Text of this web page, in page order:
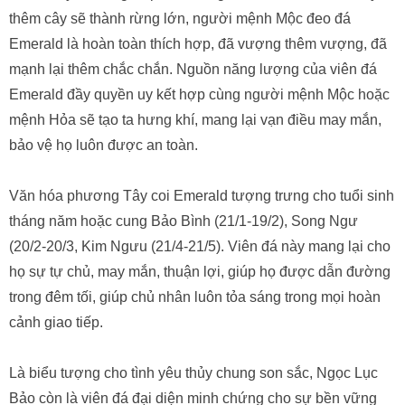
Emerald là hoàn toàn thích hợp, đã vượng thêm vượng, đã
mạnh lại thêm chắc chắn. Nguồn năng lượng của viên đá
Emerald đầy quyền uy kết hợp cùng người mệnh Mộc hoặc
mệnh Hỏa sẽ tạo ta hưng khí, mang lại vạn điều may mắn,
bảo vệ họ luôn được an toàn.
tháng năm hoặc cung Bảo Bình (21/1-19/2), Song Ngư
(20/2-20/3, Kim Ngưu (21/4-21/5). Viên đá này mang lại cho
họ sự tự chủ, may mắn, thuận lợi, giúp họ được dẫn đường
trong đêm tối, giúp chủ nhân luôn tỏa sáng trong mọi hoàn
cảnh giao tiếp.
Bảo còn là viên đá đại diện minh chứng cho sự bền vững